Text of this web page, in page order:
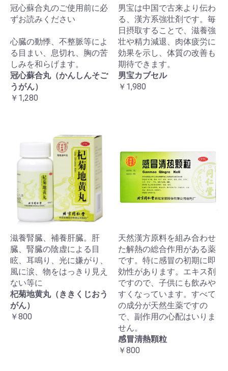
冠心蘇合丸のご使用前に必
ずお読みください
心臓の動悸、不整脈等によ
る目まい、息切れ、胸の苦
しみを和らげます。
冠心蘇合丸（かんしんそご
うがん）
￥1,280
男宝は中国で古来より伝わ
る、漢方系強壮剤です。毎
日摂取することで、滋養強
壮や精力減退、肉体疲労に
効果を示し、体質の改善も
期待できます。
男宝カブセル
￥1,980
滋養腎臓、補養肝臓。肝
臓、腎臓の陰虚による目
眩、耳鳴り、光に嫌がり、
風に涙、物をはっきり見え
ない等に
杞菊地黄丸（ききくじおう
がん）
￥800
天然漢方原料を組み合わせ
た解熱の総合作用がある薬
です。特に感冒の初期に即
効性があります。エキス剤
ですので、子供にも飲みや
すくなっています。すべて
の成分が天然生薬ですの
で、副作用の心配はいりま
せん。
感冒清熱顆粒
￥800